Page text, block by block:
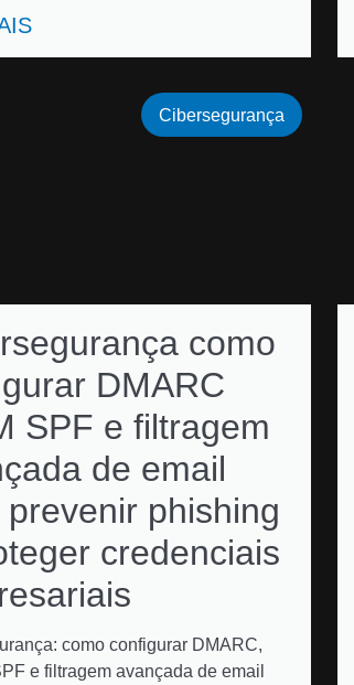
como
DMARC
SPF e filtragem
de email
prevenir phishing
credenciais
como configurar DMARC,
e filtragem avançada de email
Cibersegurança